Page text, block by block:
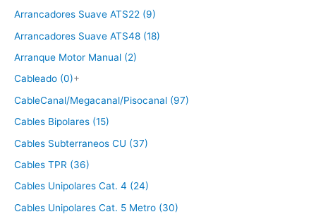
Arrancadores Suave ATS22 (9)
Arrancadores Suave ATS48 (18)
Arranque Motor Manual (2)
Cableado (0)+
CableCanal/Megacanal/Pisocanal (97)
Cables Bipolares (15)
Cables Subterraneos CU (37)
Cables TPR (36)
Cables Unipolares Cat. 4 (24)
Cables Unipolares Cat. 5 Metro (30)